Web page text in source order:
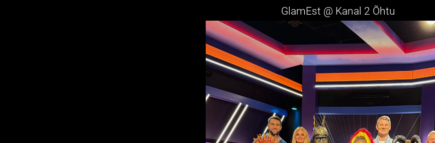
GlamEst @ Kanal 2 Õhtu